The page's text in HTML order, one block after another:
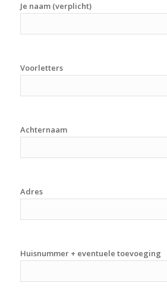
Je naam (verplicht)
Voorletters
Achternaam
Adres
Huisnummer + eventuele toevoeging